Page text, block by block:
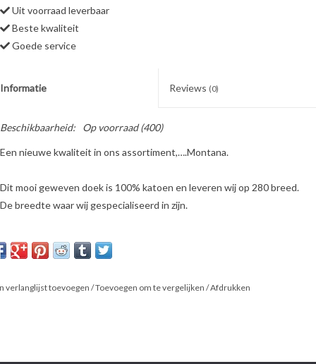
Uit voorraad leverbaar
Beste kwaliteit
Goede service
Informatie Reviews (0)
Beschikbaarheid: Op voorraad(400)
Een nieuwe kwaliteit in ons assortiment,….Montana.
Dit mooi geweven doek is 100% katoen en leveren wij op 280 breed.
De breedte waar wij gespecialiseerd in zijn.
designs.
graden.
verlanglijst toevoegen /Toevoegen om te vergelijken /Afdrukken